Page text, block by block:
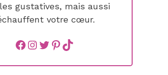
gustatives, mais aussi
votre cœur.
Facebook
instagram
Twitter
Pinterest
TikTok